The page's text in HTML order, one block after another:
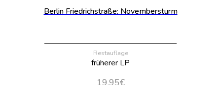
Berlin Friedrichstraße: Novembersturm
Restauflage
früherer LP